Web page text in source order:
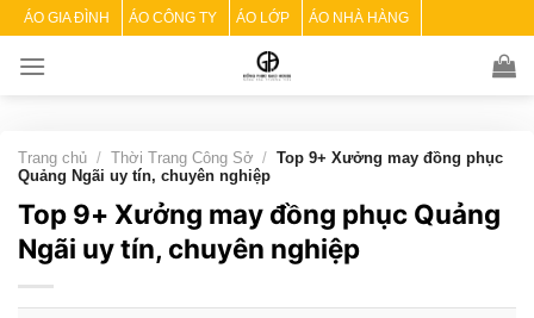
Skip
content
ÁO GIA ĐÌNH ÁO CÔNG TY ÁO LỚP ÁO NHÀ HÀNG
Trang chủ / Thời Trang Công Sở / Top 9+ Xưởng may đồng phục
Quảng Ngãi uy tín, chuyên nghiệp
Top 9+ Xưởng may đồng phục Quảng
Ngãi uy tín, chuyên nghiệp